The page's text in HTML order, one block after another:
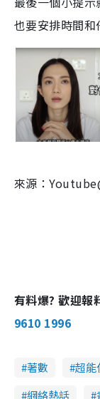
也要安排時間和
來源：
有料爆? 歡迎
9610 1996
著數 超能
網絡熱話